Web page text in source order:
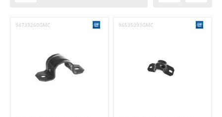
94733260GMC 96535093GMC